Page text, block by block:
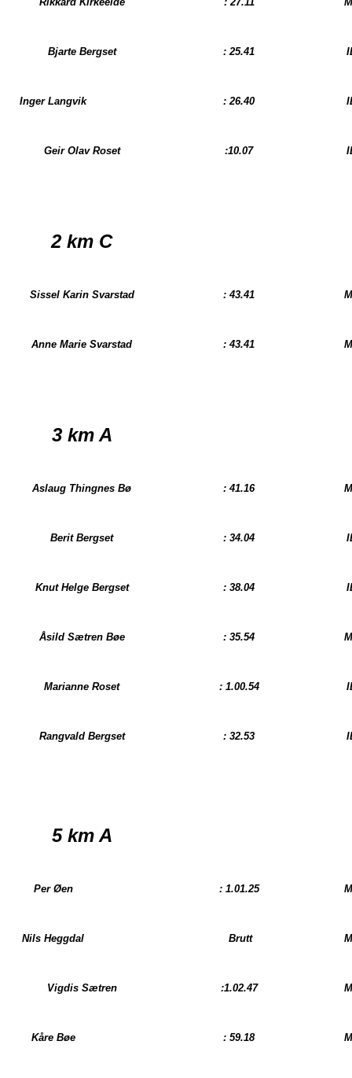
Bjarte Bergset : 25.41
Inger Langvik : 26.40
Geir Olav Roset :10.07
2 km C
Sissel Karin Svarstad : 43.41
Anne Marie Svarstad : 43.41
3 kmA
Aslaug Thingnes Bø : 41.16
Berit Bergset : 34.04
Knut Helge Bergset : 38.04
Åsild Sætren Bøe : 35.54
Marianne Roset : 1.00.54
Rangvald Bergset : 32.53
5 kmA
Per Øen : 1.01.25
Nils Heggdal Brutt
Vigdis Sætren :1.02.47
Kåre Bøe : 59.18